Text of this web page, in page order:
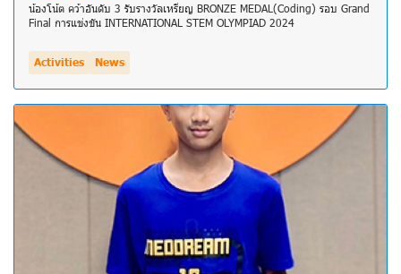
น้องโน้ต คว้าอันดับ 3 รับรางวัลเหรียญ BRONZE MEDAL(Coding) รอบ Grand
Final การแข่งขัน INTERNATIONAL STEM OLYMPIAD 2024
Activities News